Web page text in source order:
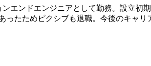
エンドエンジニアとして勤務。設立初
たためピクシブも退職。今後のキャリ